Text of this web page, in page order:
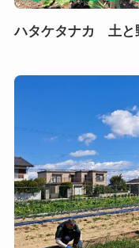
ハタケタナカ 土と